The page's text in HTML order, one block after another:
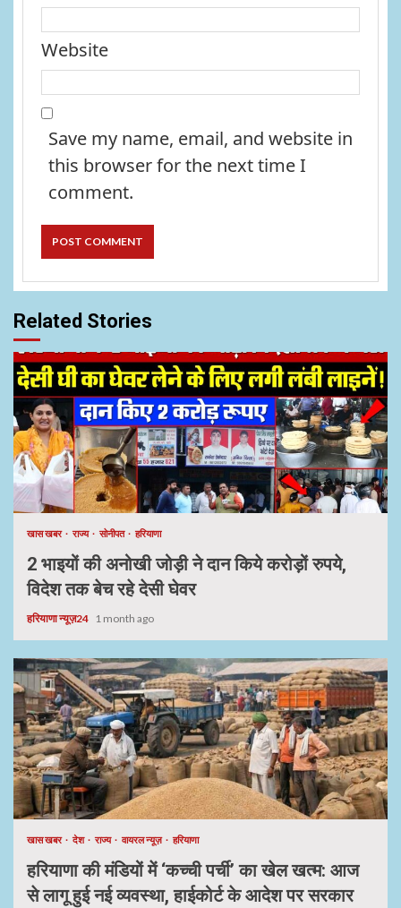
Website
Save my name, email, and website in
this browser for the next time I
comment.
Related Stories
खास खबर राज्य सोनीपत हरियाणा
2 भाइयों की अनोखी जोड़ी ने दान किये करोड़ों रुपये,
विदेश तक बेच रहे देसी घेवर
हरियाणा न्यूज़24 1 month ago
खास खबर देश राज्य वायरल न्यूज़ हरियाणा
हरियाणा की मंडियों में ‘कच्ची पर्ची’ का खेल खत्म: आज
से लागू हुई नई व्यवस्था, हाईकोर्ट के आदेश पर सरकार